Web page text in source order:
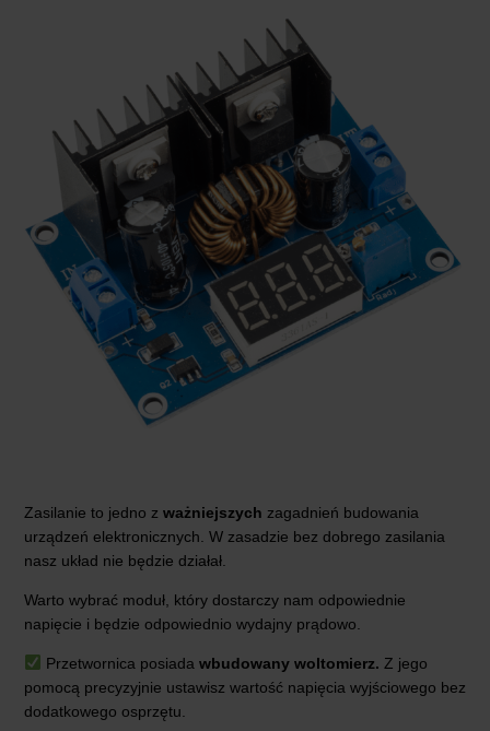
Zasilanie to jedno z ważniejszych zagadnień budowania
urządzeń elektronicznych. W zasadzie bez dobrego zasilania
nasz układ nie będzie działał.
Warto wybrać moduł, który dostarczy nam odpowiednie
napięcie i będzie odpowiednio wydajny prądowo.
Przetwornica posiada wbudowany woltomierz. Z jego
pomocą precyzyjnie ustawisz wartość napięcia wyjściowego bez
dodatkowego osprzętu.